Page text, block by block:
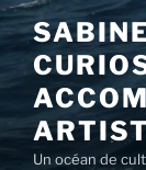
Aller
au
contenu
principal
Un océan de